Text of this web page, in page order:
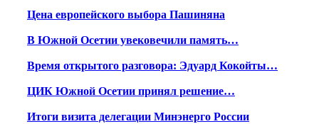
Цена европейского выбора Пашиняна
В Южной Осетии увековечили память…
Время открытого разговора: Эдуард Кокойты…
ЦИК Южной Осетии принял решение…
Итоги визита делегации Минэнерго России